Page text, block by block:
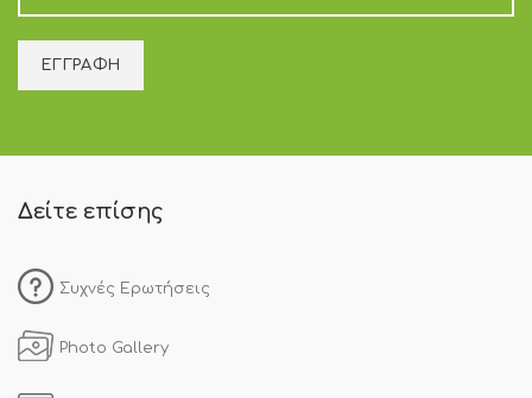
Δείτε επίσης
Συχνές Ερωτήσεις
Photo Gallery